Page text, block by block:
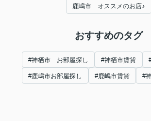
鹿嶋市 オススメのお店♪
おすすめのタグ
#神栖市 お部屋探し #神栖市賃貸
#鹿嶋市お部屋探し #鹿嶋市賃貸 #